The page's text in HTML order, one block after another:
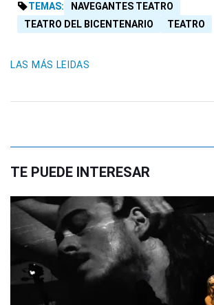
TEMAS:
NAVEGANTES TEATRO
TEATRO DEL BICENTENARIO
TEATRO
LAS MÁS LEIDAS
TE PUEDE INTERESAR